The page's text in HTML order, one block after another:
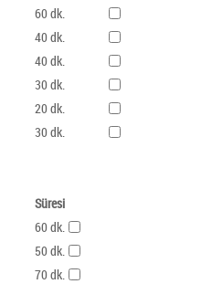
60 dk.
40 dk.
40 dk.
30 dk.
20 dk.
30 dk.
Süresi
60 dk.
50 dk.
70 dk.